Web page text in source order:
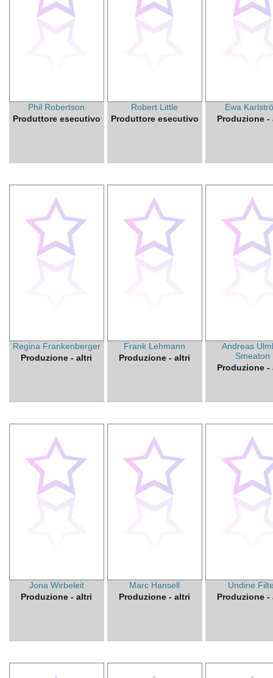
Phil Robertson
Produttore esecutivo
Robert Little
Produttore esecutivo
Ewa
Produzione -
Regina Frankenberger
Produzione - altri
Frank Lehmann
Produzione - altri
Andreas
Smeaton
Produzione -
Jona Wirbeleit
Produzione - altri
Marc Hansell
Produzione - altri
Undine
Produzione -